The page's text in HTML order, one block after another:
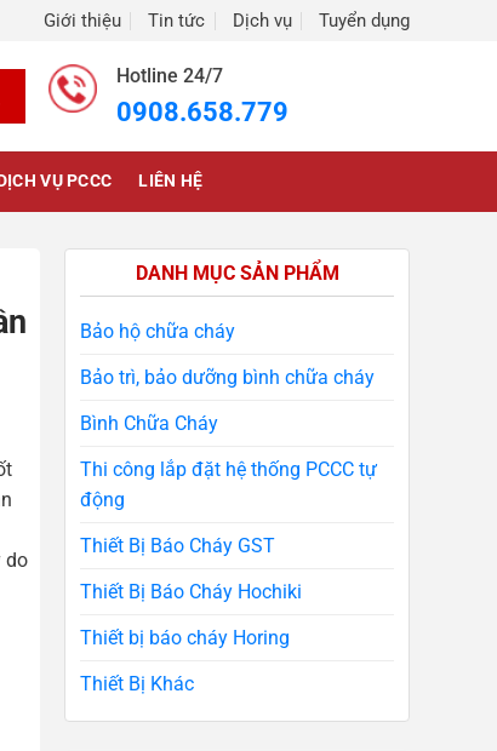
Giới thiệu Tin tức Dịch vụ Tuyển dụng
Hotline 24/7
0908.658.779
VỤ PCCC LIÊN HỆ
do
DANH MỤC SẢN PHẨM
Bảo hộ chữa cháy
Bảo trì, bảo dưỡng bình chữa cháy
Bình Chữa Cháy
Thi công lắp đặt hệ thống PCCC tự
động
Thiết Bị Báo Cháy GST
Thiết Bị Báo Cháy Hochiki
Thiết bị báo cháy Horing
Thiết Bị Khác